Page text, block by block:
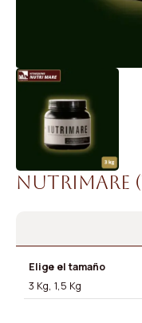
Nutrimare
Elige el tamaño
3 Kg, 1,5 Kg